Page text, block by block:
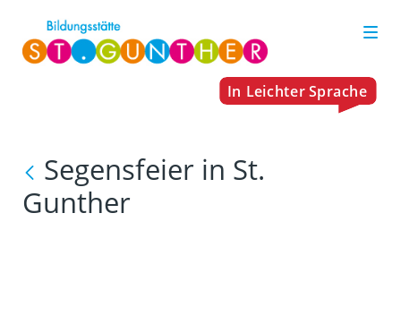
Segensfeier in St.
Gunther